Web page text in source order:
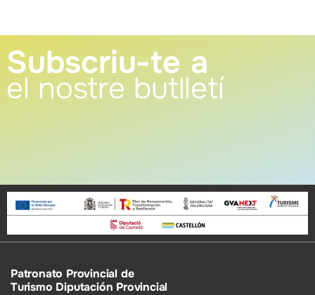
Subscriu-te a
el nostre butlletí
Patronato Provincial de
Turismo Diputación Provincial